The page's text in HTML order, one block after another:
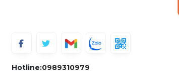
Hotline:0989310979